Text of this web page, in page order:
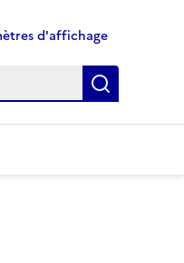
d'affichage
Recherche